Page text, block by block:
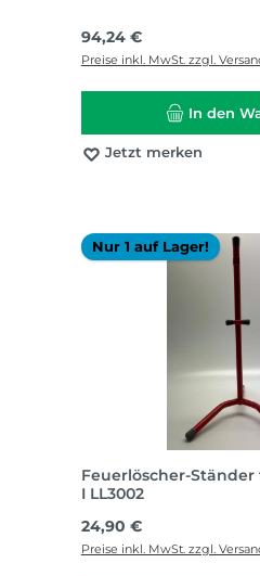
Regulärer Preis:
94,24 €
Preise inkl. MwSt. zzgl.
In den
Jetzt merken
Nur 1 auf Lager!
Feuerlöscher-Ständer
I LL3002
Regulärer Preis:
24,90 €
Preise inkl. MwSt. zzgl.